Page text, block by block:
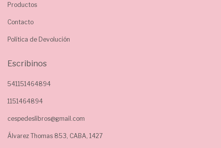
Productos
Contacto
Política de Devolución
Escribinos
541151464894
1151464894
cespedeslibros@gmail.com
Álvarez Thomas 853, CABA, 1427